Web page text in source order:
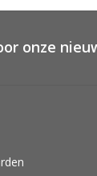
onze